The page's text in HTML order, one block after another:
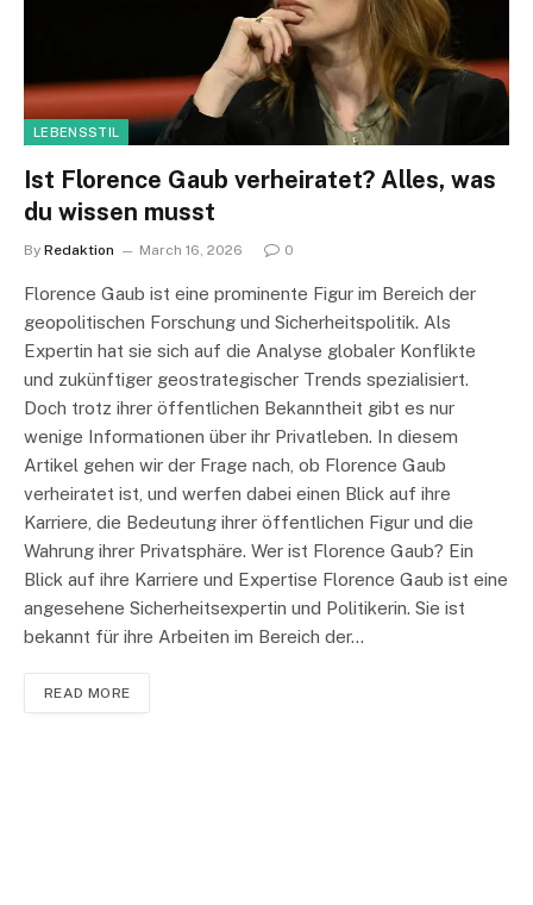
LEBENSSTIL
Ist Florence Gaub verheiratet? Alles, was
du wissen musst
By Redaktion March 16, 2026 0
Florence Gaub ist eine prominente Figur im Bereich der
geopolitischen Forschung und Sicherheitspolitik. Als
Expertin hat sie sich auf die Analyse globaler Konflikte
und zukünftiger geostrategischer Trends spezialisiert.
Doch trotz ihrer öffentlichen Bekanntheit gibt es nur
wenige Informationen über ihr Privatleben. In diesem
Artikel gehen wir der Frage nach, ob Florence Gaub
verheiratet ist, und werfen dabei einen Blick auf ihre
Karriere, die Bedeutung ihrer öffentlichen Figur und die
Wahrung ihrer Privatsphäre. Wer ist Florence Gaub? Ein
Blick auf ihre Karriere und Expertise Florence Gaub ist eine
angesehene Sicherheitsexpertin und Politikerin. Sie ist
bekannt für ihre Arbeiten im Bereich der…
READ MORE